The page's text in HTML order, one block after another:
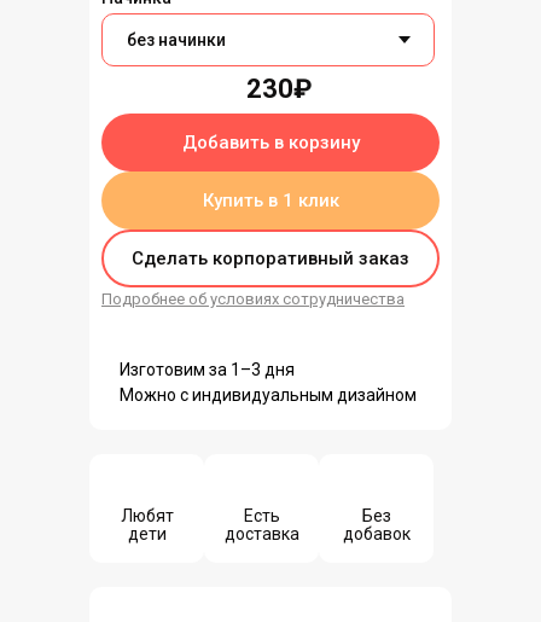
Добавить в корзину
Купить в 1 клик
Сделать корпоративный заказ
Подробнее об условиях сотрудничества
Любят
дети
Есть
доставка
Без
добавок
230₽
Изготовим за 1–3 дня
Можно с индивидуальным дизайном